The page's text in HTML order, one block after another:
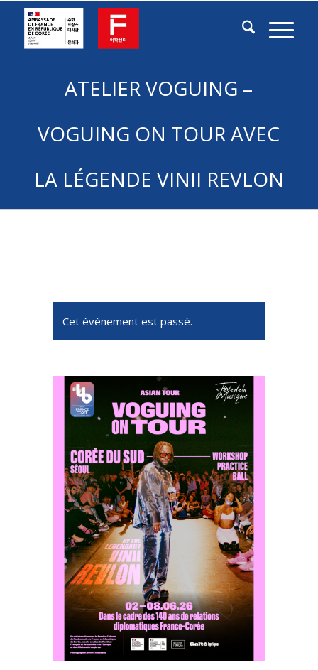
ATELIER VOGUING –
VOGUING ON TOUR AVEC
LA LÉGENDE VINII REVLON
Cet évènement est passé.